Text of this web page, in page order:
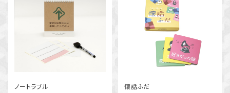
ノートラブル 懐話ふだ